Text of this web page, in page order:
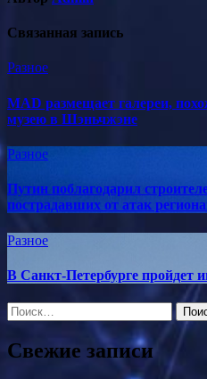
Связанная запись
Разное
MAD размещает галереи,
музею в Шэньчжэне
Разное
Путин поблагодарил
пострадавших от атак
Разное
В Санкт-Петербурге пройдет
Найти:
Свежие записи